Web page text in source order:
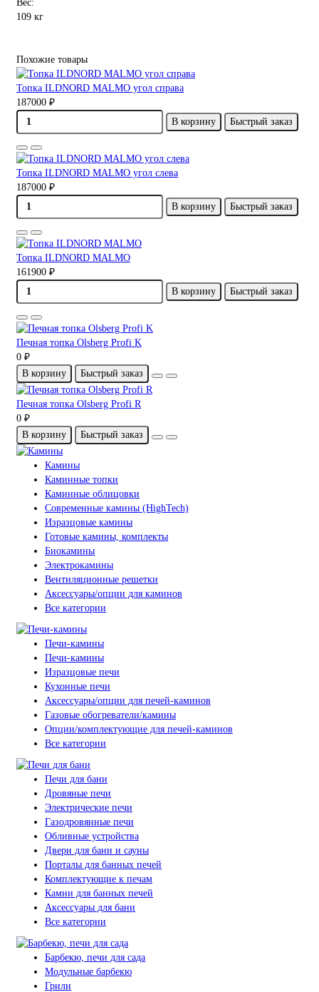
Вес:
109 кг
Похожие товары
Топка ILDNORD MALMO угол справа
187000 ₽
В корзину
Быстрый заказ
Топка ILDNORD MALMO угол слева
187000 ₽
В корзину
Быстрый заказ
Топка ILDNORD MALMO
161900 ₽
В корзину
Быстрый заказ
Печная топка Olsberg Profi K
0 ₽
В корзину
Быстрый заказ
Печная топка Olsberg Profi R
0 ₽
В корзину
Быстрый заказ
Камины
Каминные топки
Каминные облицовки
Современные камины (HighTech)
Изразцовые камины
Готовые камины, комплекты
Биокамины
Электрокамины
Вентиляционные решетки
Аксессуары/опции для каминов
Все категории
Печи-камины
Печи-камины
Изразцовые печи
Кухонные печи
Аксессуары/опции для печей-каминов
Газовые обогреватели/камины
Опции/комплектующие для печей-каминов
Все категории
Печи для бани
Дровяные печи
Электрические печи
Газодровянные печи
Обливные устройства
Двери для бани и сауны
Порталы для банных печей
Комплектующие к печам
Камни для банных печей
Аксессуары для бани
Все категории
Барбекю, печи для сада
Модульные барбекю
Грили